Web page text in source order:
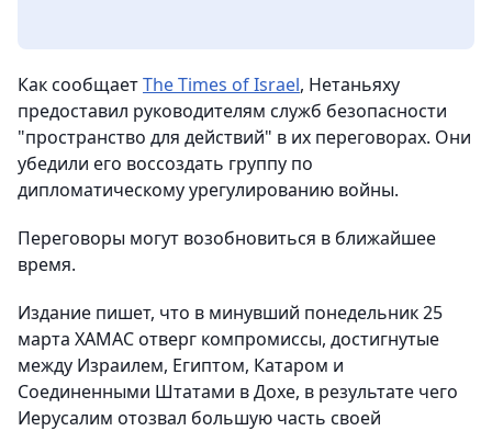
Как сообщаетThe Times of Israel, Нетаньяху
предоставил руководителям служб безопасности
"пространство для действий" в их переговорах. Они
убедили его воссоздать группу по
дипломатическому урегулированию войны.
Переговоры могут возобновиться в ближайшее
время.
Издание пишет, что в минувший понедельник 25
марта ХАМАС отверг компромиссы, достигнутые
между Израилем, Египтом, Катаром и
Соединенными Штатами в Дохе, в результате чего
Иерусалим отозвал большую часть своей